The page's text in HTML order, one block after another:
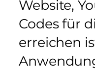
Website,
Codes für
erreichen